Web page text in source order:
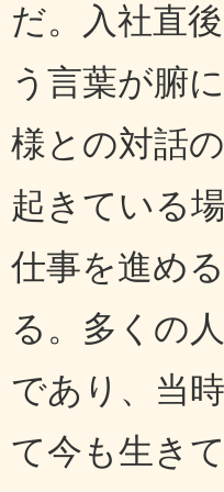
だ。入社直
う言葉が腑
様との対話
起きている
仕事を進め
る。多くの
であり、当
て今も生き